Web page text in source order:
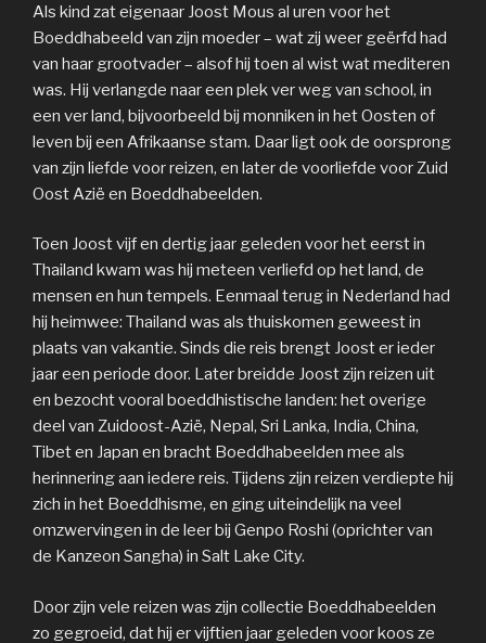
Als kind zat eigenaar Joost Mous al uren voor het
Boeddhabeeld van zijn moeder – wat zij weer geërfd had
van haar grootvader – alsof hij toen al wist wat mediteren
was. Hij verlangde naar een plek ver weg van school, in
een ver land, bijvoorbeeld bij monniken in het Oosten of
leven bij een Afrikaanse stam. Daar ligt ook de oorsprong
van zijn liefde voor reizen, en later de voorliefde voor Zuid
Oost Azië en Boeddhabeelden.
Toen Joost vijf en dertig jaar geleden voor het eerst in
Thailand kwam was hij meteen verliefd op het land, de
mensen en hun tempels. Eenmaal terug in Nederland had
hij heimwee: Thailand was als thuiskomen geweest in
plaats van vakantie. Sinds die reis brengt Joost er ieder
jaar een periode door. Later breidde Joost zijn reizen uit
en bezocht vooral boeddhistische landen: het overige
deel van Zuidoost-Azië, Nepal, Sri Lanka, India, China,
Tibet en Japan en bracht Boeddhabeelden mee als
herinnering aan iedere reis. Tijdens zijn reizen verdiepte hij
zich in het Boeddhisme, en ging uiteindelijk na veel
omzwervingen in de leer bij Genpo Roshi (oprichter van
de Kanzeon Sangha) in Salt Lake City.
Door zijn vele reizen was zijn collectie Boeddhabeelden
zo gegroeid, dat hij er vijftien jaar geleden voor koos ze